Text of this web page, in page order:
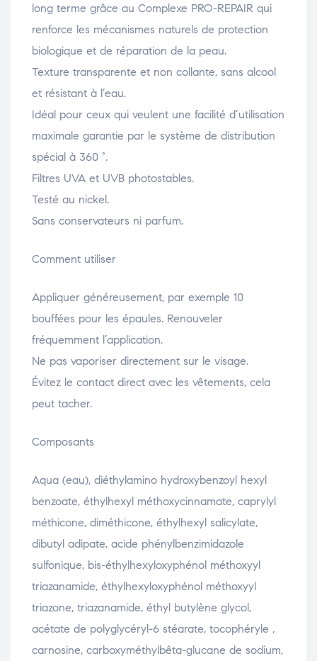
long terme grâce au Complexe PRO-REPAIR qui
renforce les mécanismes naturels de protection
biologique et de réparation de la peau.
Texture transparente et non collante, sans alcool
et résistant à l’eau.
Idéal pour ceux qui veulent une facilité d’utilisation
maximale garantie par le système de distribution
spécial à 360 °.
Filtres UVA et UVB photostables.
Testé au nickel.
Sans conservateurs ni parfum.
Comment utiliser
Appliquer généreusement, par exemple 10
bouffées pour les épaules. Renouveler
fréquemment l’application.
Ne pas vaporiser directement sur le visage.
Évitez le contact direct avec les vêtements, cela
peut tacher.
Composants
Aqua (eau), diéthylamino hydroxybenzoyl hexyl
benzoate, éthylhexyl méthoxycinnamate, caprylyl
méthicone, diméthicone, éthylhexyl salicylate,
dibutyl adipate, acide phénylbenzimidazole
sulfonique, bis-éthylhexyloxyphénol méthoxyyl
triazanamide, éthylhexyloxyphénol méthoxyyl
triazone, triazanamide, éthyl butylène glycol,
acétate de polyglycéryl-6 stéarate, tocophéryle ,
carnosine, carboxyméthylbêta-glucane de sodium,